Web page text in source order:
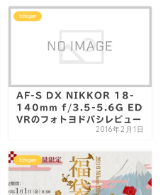
Ichigan
AF-S DX NIKKOR 18-
140mm f/3.5-5.6G ED
VRのフォトヨドバシレビュー
2016年2月1日
Ichigan